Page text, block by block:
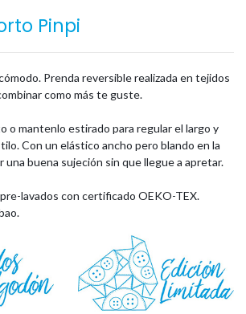
Pinpi
Prenda reversible realizada en tejidos
como más te guste.
o mantenlo estirado para regular el largo y
Con un elástico ancho pero blando en la
una buena sujeción sin que llegue a apretar.
lavados con certificado OEKO-TEX.